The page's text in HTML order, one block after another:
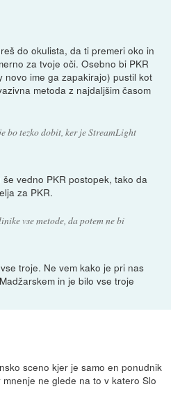
do okulista, da ti premeri oko in
za tvoje oči. Osebno bi PKR
ime ga zapakirajo) pustil kot
metoda z najdaljšim časom
bo tezko dobit, ker je StreamLight
vedno PKR postopek, tako da
za PKR.
vse metode, da potem ne bi
troje. Ne vem kako je pri nas
in je bilo vse troje
sceno kjer je samo en ponudnik
ne glede na to v katero Slo